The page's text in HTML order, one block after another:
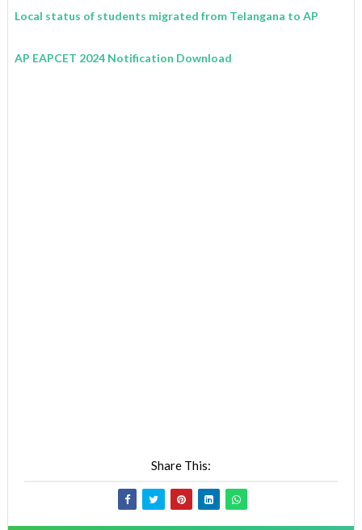
Local status of students migrated from Telangana to AP
AP EAPCET 2024 Notification Download
Share This: